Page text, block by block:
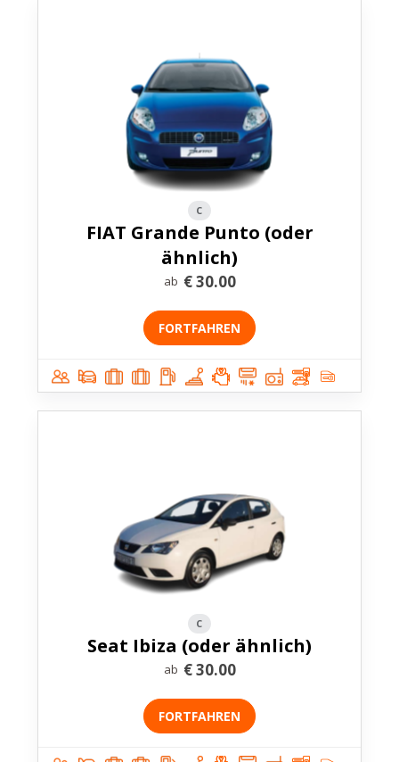
C
FIAT Grande Punto (oder
ähnlich)
ab €30.00
FORTFAHREN
C
Seat Ibiza (oder ähnlich)
ab €30.00
FORTFAHREN